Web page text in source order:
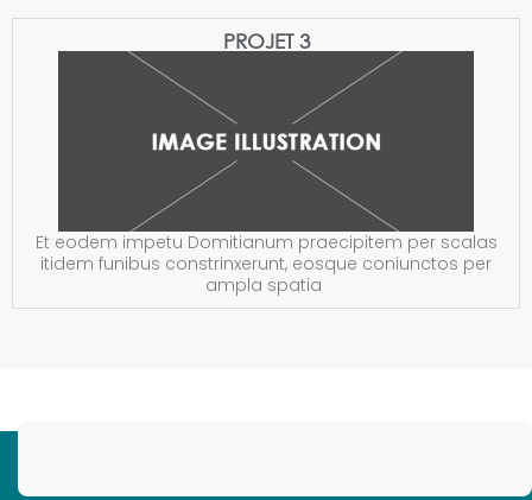
PROJET 3
Et eodem impetu Domitianum praecipitem per scalas
itidem funibus constrinxerunt, eosque coniunctos per
ampla spatia